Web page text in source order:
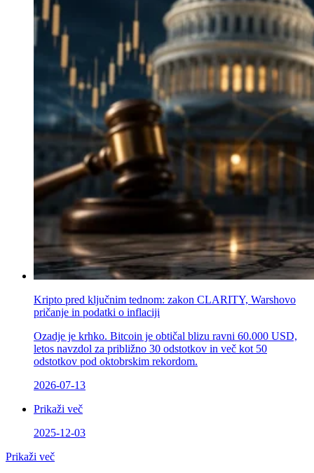
Kripto pred ključnim tednom: zakon CLARITY, Warshovo
pričanje in podatki o inflaciji
Ozadje je krhko. Bitcoin je obtičal blizu ravni 60.000 USD,
letos navzdol za približno 30 odstotkov in več kot 50
odstotkov pod oktobrskim rekordom.
2026-07-13
Prikaži več
2025-12-03
Prikaži več